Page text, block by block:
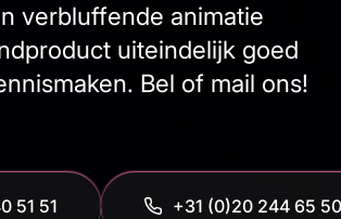
verbluffende animatie
uiteindelijk goed
Bel of mail ons!
51 51 ‭+31 (0)20 244 65